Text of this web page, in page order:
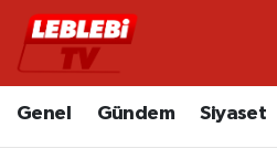
Genel Gündem Siyaset
Hava Durumu